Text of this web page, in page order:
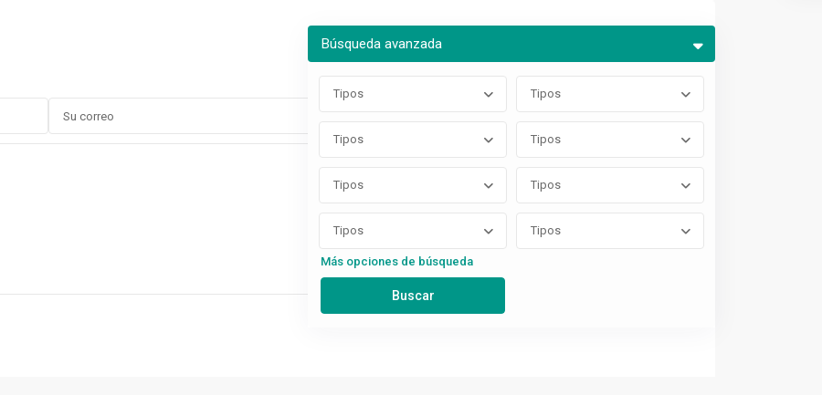
Búsqueda avanzada
Tipos Tipos
Tipos Tipos
Tipos Tipos
Tipos Tipos
Más opciones de búsqueda